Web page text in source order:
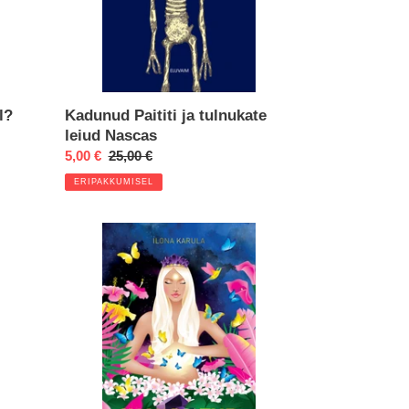
Kadunud Paititi ja tulnukate
leiud Nascas
Eripakkumine
5,00 € Regular
price
25,00 €
ERIPAKKUMISEL
Raamat
varjatud